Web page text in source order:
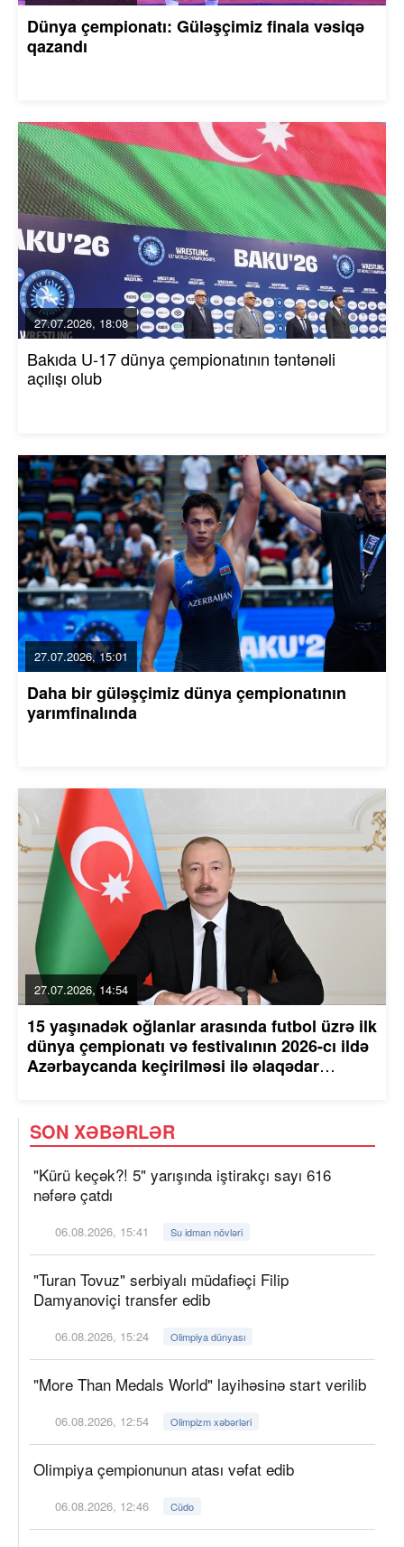
Dünya çempionatı: Güləşçimiz finala vəsiqə
qazandı
27.07.2026, 18:08
Bakıda U-17 dünya çempionatının təntənəli
açılışı olub
27.07.2026, 15:01
Daha bir güləşçimiz dünya çempionatının
yarımfinalında
27.07.2026, 14:54
15 yaşınadək oğlanlar arasında futbol üzrə ilk
dünya çempionatı və festivalının 2026-cı ildə
Azərbaycanda keçirilməsi ilə əlaqədar
SON XƏBƏRLƏR
"Kürü keçək?! 5" yarışında iştirakçı sayı 616
nəfərə çatdı
06.08.2026, 15:41 Su idman növləri
"Turan Tovuz" serbiyalı müdafiəçi Filip
Damyanoviçi transfer edib
06.08.2026, 15:24 Olimpiya dünyası
"More Than Medals World" layihəsinə start verilib
06.08.2026, 12:54 Olimpizm xəbərləri
Olimpiya çempionunun atası vəfat edib
06.08.2026, 12:46 Cüdo